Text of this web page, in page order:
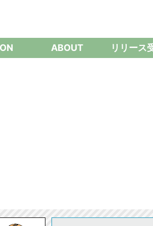
ABOUT リリース